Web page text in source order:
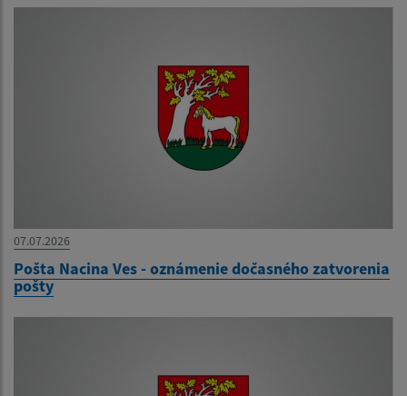
07.07.2026
Pošta Nacina Ves - oznámenie dočasného zatvorenia
pošty